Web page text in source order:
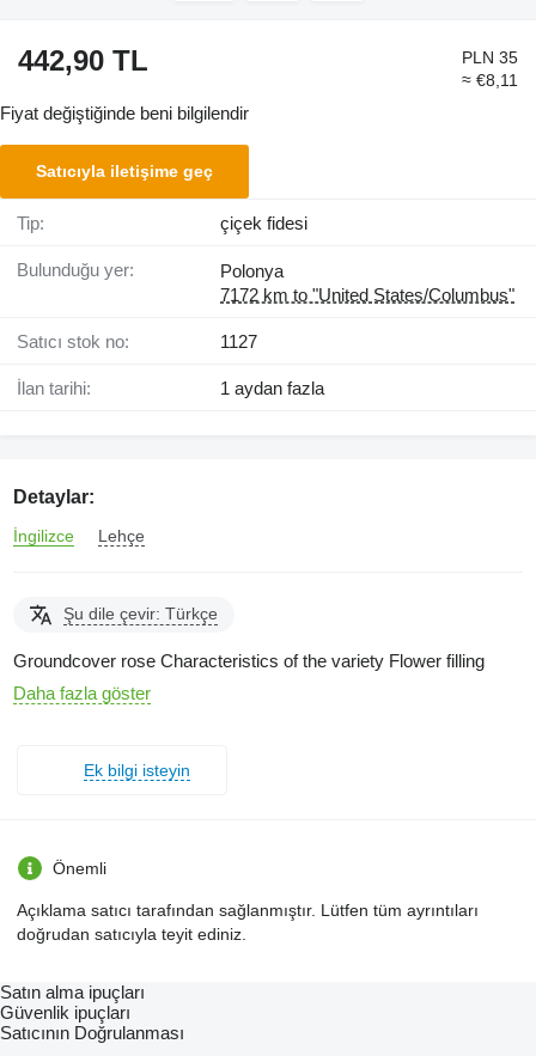
442,90 TL
PLN 35
≈ €8,11
Fiyat değiştiğinde beni bilgilendir
Satıcıyla iletişime geç
Tip: çiçek fidesi
Bulunduğu yer:
Polonya
7172 km to "United States/Columbus"
Satıcı stok no: 1127
İlan tarihi: 1 aydan fazla
Detaylar:
İngilizce Lehçe
Şu dile çevir: Türkçe
Groundcover rose Characteristics of the variety Flower filling
Daha fazla göster
Ek bilgi isteyin
Önemli
Açıklama satıcı tarafından sağlanmıştır. Lütfen tüm ayrıntıları
doğrudan satıcıyla teyit ediniz.
Satın alma ipuçları
Güvenlik ipuçları
Satıcının Doğrulanması